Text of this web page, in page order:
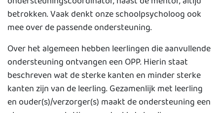
betrokken. Vaak denkt onze schoolpsycholoog ook
mee over de passende ondersteuning.
Over het algemeen hebben leerlingen die aanvullende
ondersteuning ontvangen een OPP. Hierin staat
beschreven wat de sterke kanten en minder sterke
kanten zijn van de leerling. Gezamenlijk met leerling
en ouder(s)/verzorger(s) maakt de ondersteuning een